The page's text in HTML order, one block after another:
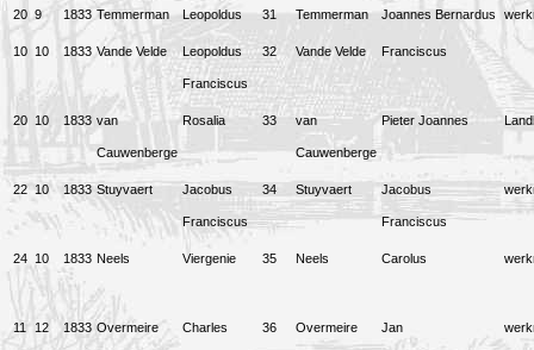
20 9 1833 Temmerman Leopoldus 31 Temmerman Joannes Bernardus
10 10 1833 Vande Velde Leopoldus
Franciscus
32 Vande Velde Franciscus
20 10 1833 van
Cauwenberge
Rosalia 33 van
Cauwenberge
Pieter Joannes
22 10 1833 Stuyvaert Jacobus
Franciscus
34 Stuyvaert Jacobus
Franciscus
24 10 1833 Neels Viergenie 35 Neels Carolus
11 12 1833 Overmeire Charles 36 Overmeire Jan